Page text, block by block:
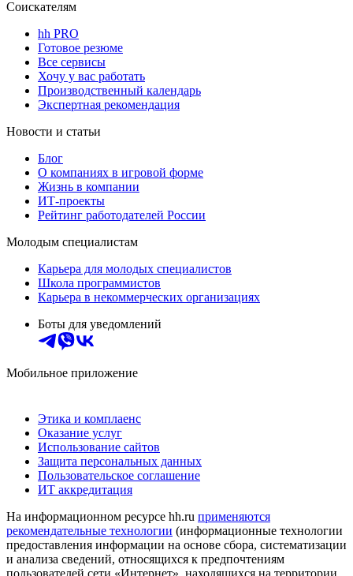
Соискателям
hh PRO
Готовое резюме
Все сервисы
Хочу у вас работать
Производственный календарь
Экспертная рекомендация
Новости и статьи
Блог
О компаниях в игровой форме
Жизнь в компании
ИТ-проекты
Рейтинг работодателей России
Молодым специалистам
Карьера для молодых специалистов
Школа программистов
Карьера в некоммерческих организациях
Боты для уведомлений
Мобильное приложение
Этика и комплаенс
Оказание услуг
Использование сайтов
Защита персональных данных
Пользовательское соглашение
ИТ аккредитация
На информационном ресурсе hh.ru применяются
рекомендательные технологии (информационные технологии
предоставления информации на основе сбора, систематизации
и анализа сведений, относящихся к предпочтениям
пользователей сети «Интернет», находящихся на территории